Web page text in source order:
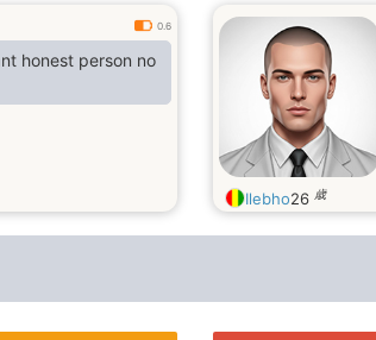
0.6
honest person no
Ilebho26 歳